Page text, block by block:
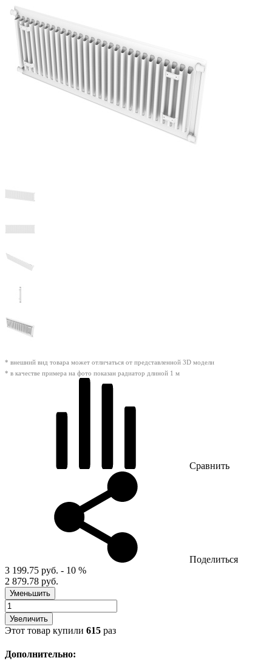
* внешний вид товара может отличаться от представленной 3D модели
* в качестве примера на фото показан радиатор длиной 1 м
Сравнить
Поделиться
3 199.75 руб. - 10 %
2 879.78 руб.
Уменьшить
Увеличить
Этот товар купили 615 раз
Дополнительно: